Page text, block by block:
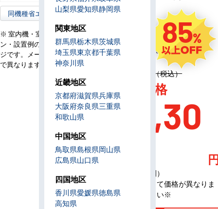
同機種省エネ型へ
※ 室内機・室外機・リモコ
ン・設置例の画像はイメー
ジです。メーカー、機種等
で異なります。
ン
定
価
3,209,800円（税込）
85
定価 3,209,800円（税込）
AC特別価格
476,30
0
（税込・工事費別）
※メーカーによって価格が異なりま
す、お問合せ下さい※
山梨県愛知県静岡県
関東地区
群馬県栃木県茨城県
埼玉県東京都千葉県
神奈川県
近畿地区
京都府滋賀県兵庫県
大阪府奈良県三重県
和歌山県
中国地区
鳥取県島根県岡山県
広島県山口県
四国地区
香川県愛媛県徳島県
高知県